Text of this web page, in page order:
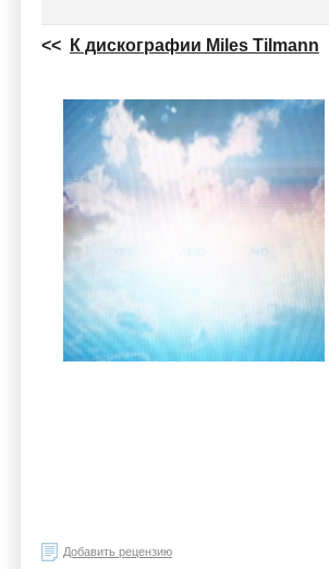
<< К дискографии Miles Tilmann
Добавить рецензию